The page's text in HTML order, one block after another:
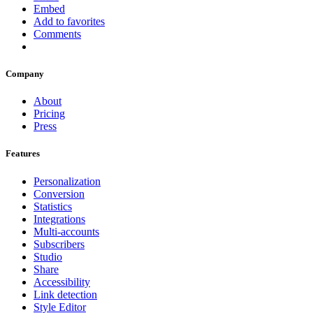
Embed
Add to favorites
Comments
Company
About
Pricing
Press
Features
Personalization
Conversion
Statistics
Integrations
Multi-accounts
Subscribers
Studio
Share
Accessibility
Link detection
Style Editor